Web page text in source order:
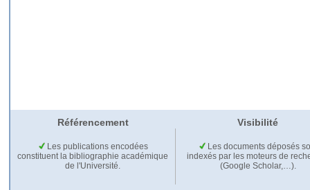
Référencement Visibilité
Les publications encodées
constituent la bibliographie académique
de l'Université.
Les documents déposés
indexés par les moteurs de
(Google Scholar,…).